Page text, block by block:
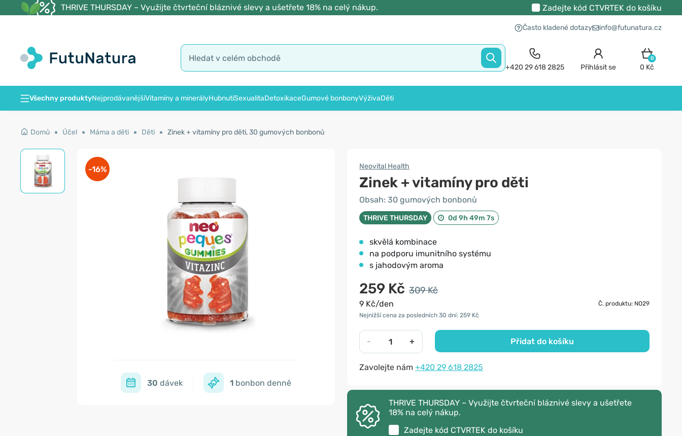
THRIVE THURSDAY – Využijte čtvrteční bláznivé slevy a ušetřete 18% na celý nákup. Zadejte kód CTVRTEKdo košíku
Často kladené dotazy info@futunatura.cz
+420 29 618 2825 Přihlásit se
0
0 Kč
Všechny produktyNejprodávanějšíVitamíny a minerályHubnutíSexualitaDetoxikaceGumové bonbonyVýživaDěti
Domů Účel Máma a děti Děti Zinek + vitamíny pro děti, 30 gumových bonbonů
-16%
30 dávek 1 bonbon denně
Neovital Health
Zinek + vitamíny pro děti
Obsah: 30 gumových bonbonů
THRIVE THURSDAY 0d 9h 49m 7s
skvělá kombinace
na podporu imunitního systému
s jahodovým aroma
259 Kč 309 Kč
9 Kč/den
Č. produktu: NO29
Nejnižší cena za posledních 30 dní: 259 Kč
- + Přidat do košíku
Zavolejte nám +420 29 618 2825
THRIVE THURSDAY – Využijte čtvrteční bláznivé slevy a ušetřete
18% na celý nákup.
Zadejte kód CTVRTEK do košíku